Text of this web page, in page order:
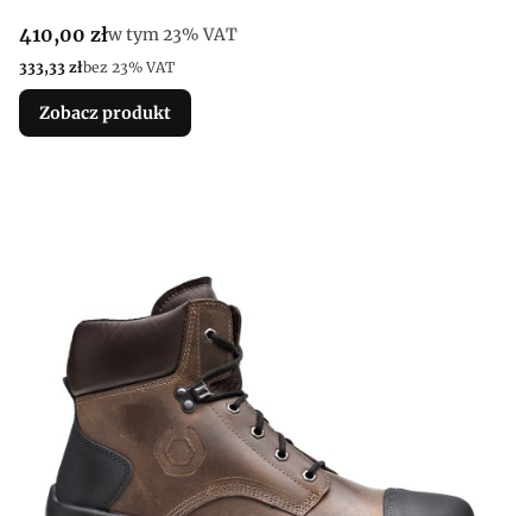
Cena brutto
410,00 złw tym %s VAT
w tym23% VAT
Cena netto
333,33 złbez 23% VAT
Zobacz produkt